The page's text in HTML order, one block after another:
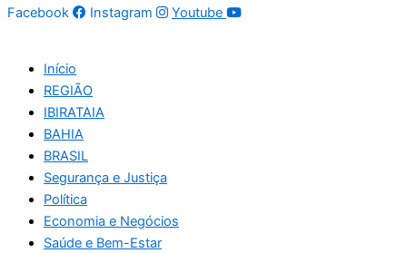
Facebook
Instagram Youtube
Início
REGIÃO
IBIRATAIA
BAHIA
BRASIL
Segurança e Justiça
Política
Economia e Negócios
Saúde e Bem-Estar